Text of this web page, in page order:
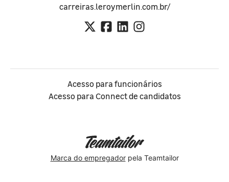
carreiras.leroymerlin.com.br/
Acesso para funcionários
Acesso para Connect de candidatos
Marca do empregadorpela Teamtailor